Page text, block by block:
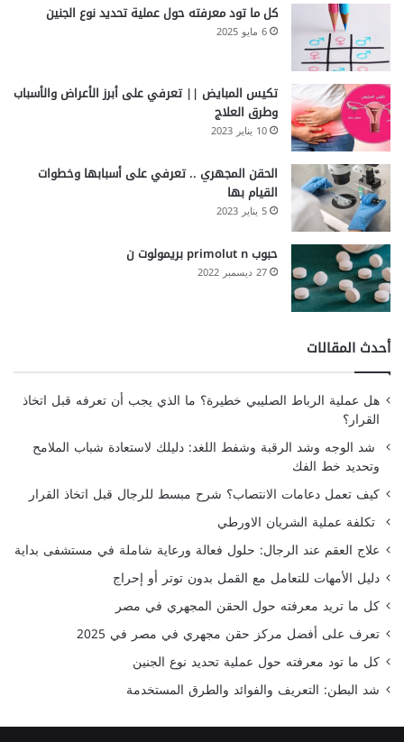
كل ما تود معرفته حول عملية تحديد نوع الجنين
6 مايو 2025
تكيس المبايض || تعرفي على أبرز الأعراض والأسباب
وطرق العلاج
10 يناير 2023
الحقن المجهري .. تعرفي على أسبابها وخطوات
القيام بها
5 يناير 2023
حبوب primolut n بريمولوت ن
27 ديسمبر 2022
أحدث المقالات
هل عملية الرباط الصليبي خطيرة؟ ما الذي يجب أن تعرفه قبل اتخاذ
القرار؟
شد الوجه وشد الرقبة وشفط اللغد: دليلك لاستعادة شباب الملامح
وتحديد خط الفك
كيف تعمل دعامات الانتصاب؟ شرح مبسط للرجال قبل اتخاذ القرار
تكلفة عملية الشريان الاورطي
علاج العقم عند الرجال: حلول فعالة ورعاية شاملة في مستشفى بداية
دليل الأمهات للتعامل مع القمل بدون توتر أو إحراج
كل ما تريد معرفته حول الحقن المجهري في مصر
تعرف على أفضل مركز حقن مجهري في مصر في 2025
كل ما تود معرفته حول عملية تحديد نوع الجنين
شد البطن: التعريف والفوائد والطرق المستخدمة